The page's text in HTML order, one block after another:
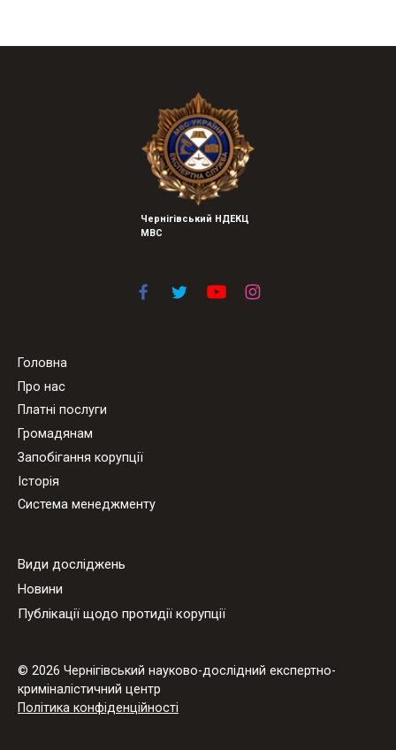
Чернігівський НДЕКЦ
МВС
Головна
Про нас
Платні послуги
Громадянам
Запобігання корупції
Історія
Система менеджменту
Види досліджень
Новини
Публікації щодо протидії корупції
© 2026 Чернігівський науково-дослідний експертно-
криміналістичний центр
Політика конфіденційності